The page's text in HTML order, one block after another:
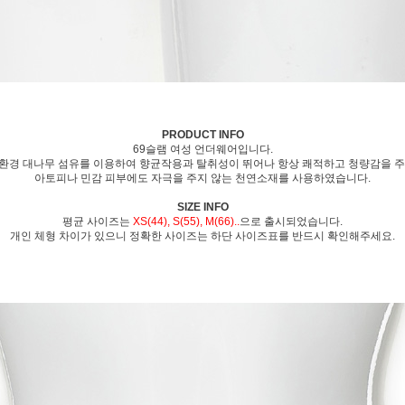
PRODUCT INFO
69슬램 여성 언더웨어입니다.
경 대나무 섬유를 이용하여 향균작용과 탈취성이 뛰어나 항상 쾌적하고 청량감을
아토피나 민감 피부에도 자극을 주지 않는 천연소재를 사용하였습니다.
SIZE INFO
평균 사이즈는 XS(44), S(55), M(66)..으로 출시되었습니다.
개인 체형 차이가 있으니 정확한 사이즈는 하단 사이즈표를 반드시 확인해주세요.